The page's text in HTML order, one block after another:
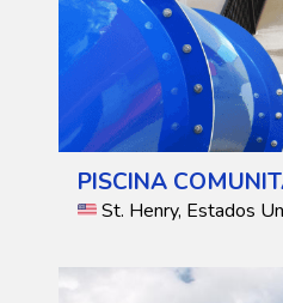
PISCINA
St. Henry, Estados